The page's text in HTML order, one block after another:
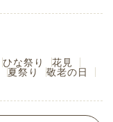
ひな祭り
花見
夏祭り
敬老の日